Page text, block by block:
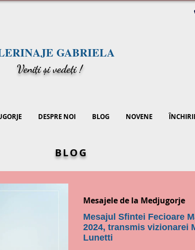
GABRIELA
Veniți și vedeți !
DESPRE NOI BLOG NOVENE
BLOG
Mesajul Sfintei Fecioare
2024, transmis vizionarei
Lunetti
Mesajele de la Medjugorje